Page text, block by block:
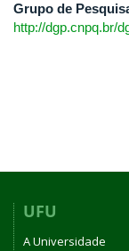
Grupo de
http://dgp.cnpq.br/
UFU
A Universidade